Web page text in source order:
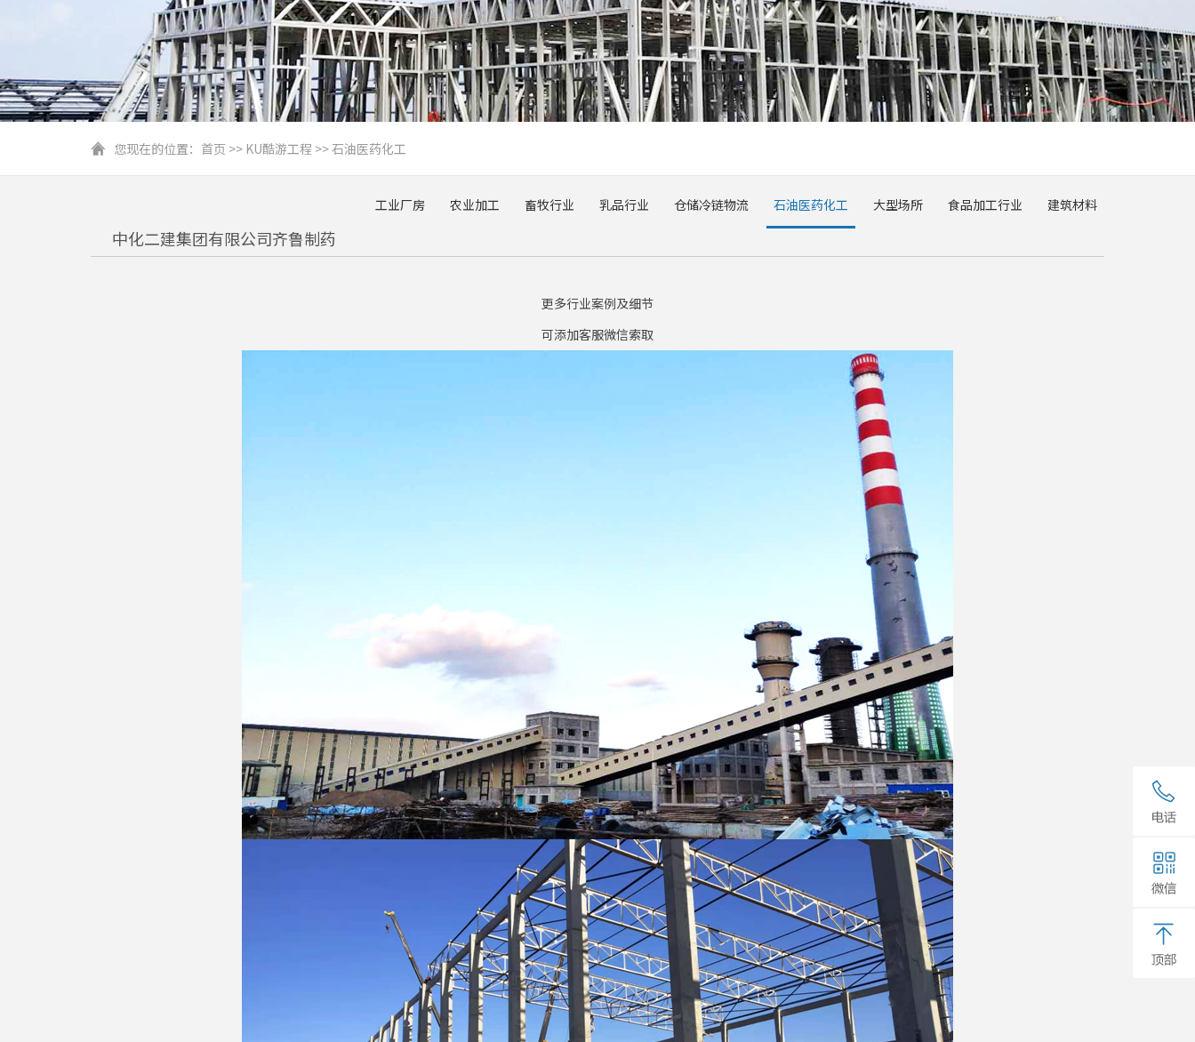
您现在的位置： 首页 >> KU酷游工程 >> 石油医药化工
工业厂房 农业加工 畜牧行业 乳品行业 仓储冷链物流 石油医药化工 大型场所 食品加工行业 建筑材料
中化二建集团有限公司齐鲁制药
更多行业案例及细节
可添加客服微信索取